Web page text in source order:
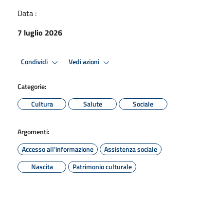
Data :
7 luglio 2026
Condividi Vedi azioni
Categorie:
Cultura
Salute Sociale
Argomenti:
Accesso all'informazione
Assistenza sociale
Nascita
Patrimonio culturale